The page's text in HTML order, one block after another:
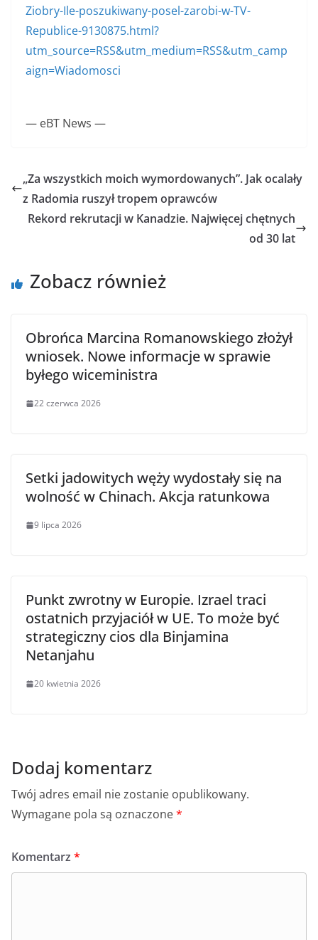
Ziobry-Ile-poszukiwany-posel-zarobi-w-TV-
Republice-9130875.html?
utm_source=RSS&utm_medium=RSS&utm_camp
aign=Wiadomosci
— eBT News —
„Za wszystkich moich wymordowanych”. Jak ocalały
z Radomia ruszył tropem oprawców
Rekord rekrutacji w Kanadzie. Najwięcej chętnych
od 30 lat
Zobacz również
Obrońca Marcina Romanowskiego złożył
wniosek. Nowe informacje w sprawie
byłego wiceministra
22 czerwca 2026
Setki jadowitych węży wydostały się na
wolność w Chinach. Akcja ratunkowa
9 lipca 2026
Punkt zwrotny w Europie. Izrael traci
ostatnich przyjaciół w UE. To może być
strategiczny cios dla Binjamina
Netanjahu
20 kwietnia 2026
Dodaj komentarz
Twój adres email nie zostanie opublikowany.
Wymagane pola są oznaczone*
Komentarz *